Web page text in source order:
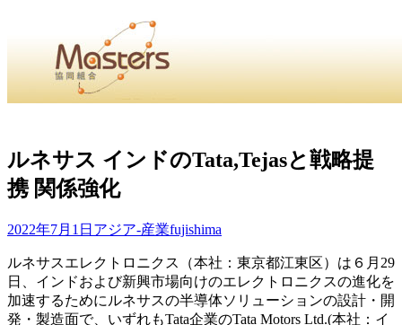
せ ・
・Home・ ・理 念・ ・沿 革・ ・組織図・ ・会
協同組合Masters／
国土交通省・経済産業省・農林水産省・厚生労働省 認可
Masters組合員ログイン
ルネサス インドのTata,Tejasと戦略提
携 関係強化
2022年7月1日 アジア-産業fujishima
ルネサスエレクトロニクス（本社：東京都江東区）は６月29
日、インドおよび新興市場向けのエレクトロニクスの進化を
加速するためにルネサスの半導体ソリューションの設計・開
発・製造面で、いずれもTata企業のTata Motors Ltd.(本社：イ